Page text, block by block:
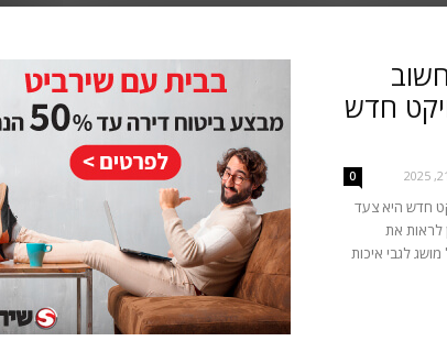
חדש
0
חדש היא צעד
לראות את
לגבי איכות